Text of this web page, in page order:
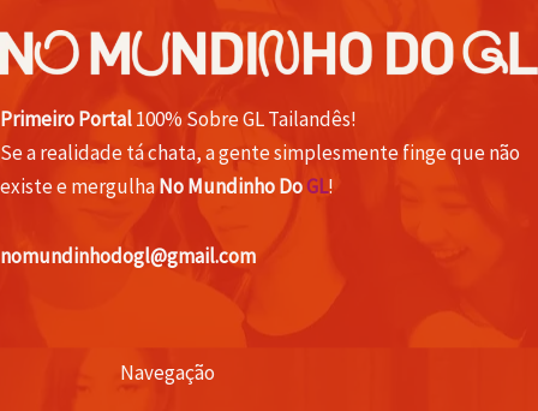
Primeiro Portal100% Sobre GL Tailandês!
Se a realidade tá chata, a gente simplesmente finge que não
existe e mergulhaNo Mundinho DoGL!
nomundinhodogl@gmail.com
Navegação